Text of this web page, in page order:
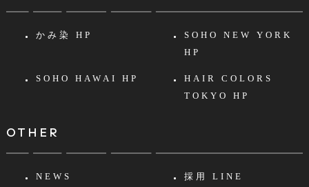
かみ染 HP
SOHO NEW YORK
HP
SOHO HAWAI HP
HAIR COLORS
TOKYO HP
OTHER
NEWS 採用 LINE